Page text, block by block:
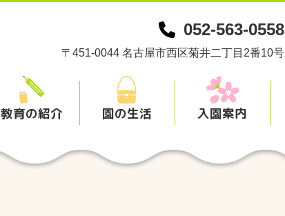
052-563-0558
〒451-0044 名古屋市西区菊井二丁目2番10号
教育の紹介 園の生活 入園案内